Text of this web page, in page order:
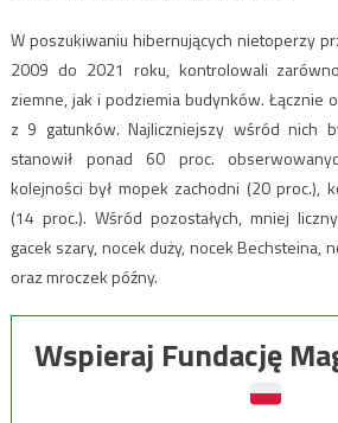
W poszukiwaniu hibernujących nietoperzy
2009 do 2021 roku, kontrolowali
ziemne, jak i podziemia budynków. Łącznie
z 9 gatunków. Najliczniejszy wśród nich
stanowił ponad 60 proc.
kolejności był mopek zachodni (20 proc.),
(14 proc.). Wśród pozostałych, mniej
gacek szary, nocek duży, nocek Bechsteina,
oraz mroczek późny.
Wspieraj Fundację